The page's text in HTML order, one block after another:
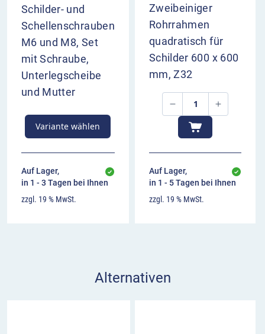
Schilder- und
Schellenschrauben
M6 und M8, Set
mit Schraube,
Unterlegscheibe
und Mutter
Variante wählen
Auf Lager,
in 1 - 3 Tagen bei Ihnen
zzgl. 19 % MwSt.
Zweibeiniger
Rohrrahmen
quadratisch für
Schilder 600 x 600
mm, Z32
Auf Lager,
in 1 - 5 Tagen bei Ihnen
zzgl. 19 % MwSt.
Alternativen